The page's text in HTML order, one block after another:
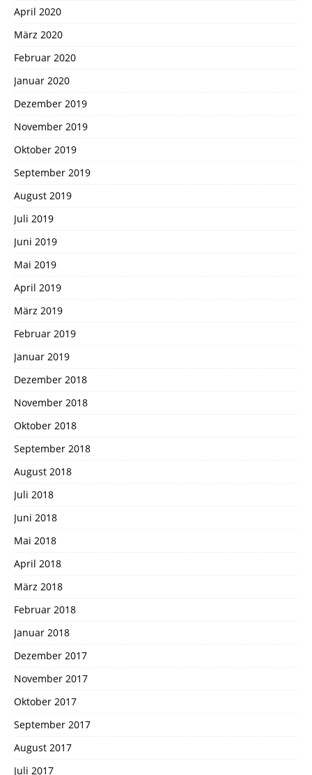
April 2020
März 2020
Februar 2020
Januar 2020
Dezember 2019
November 2019
Oktober 2019
September 2019
August 2019
Juli 2019
Juni 2019
Mai 2019
April 2019
März 2019
Februar 2019
Januar 2019
Dezember 2018
November 2018
Oktober 2018
September 2018
August 2018
Juli 2018
Juni 2018
Mai 2018
April 2018
März 2018
Februar 2018
Januar 2018
Dezember 2017
November 2017
Oktober 2017
September 2017
August 2017
Juli 2017